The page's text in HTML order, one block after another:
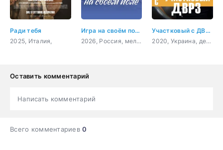
Ради тебя
2025, Италия,
Игра на своём поле
2026, Россия, мелодрама
Участковый с ДВРЗ
2020, Украина, детектив, комедия
Оставить комментарий
Написать комментарий
Всего комментариев0